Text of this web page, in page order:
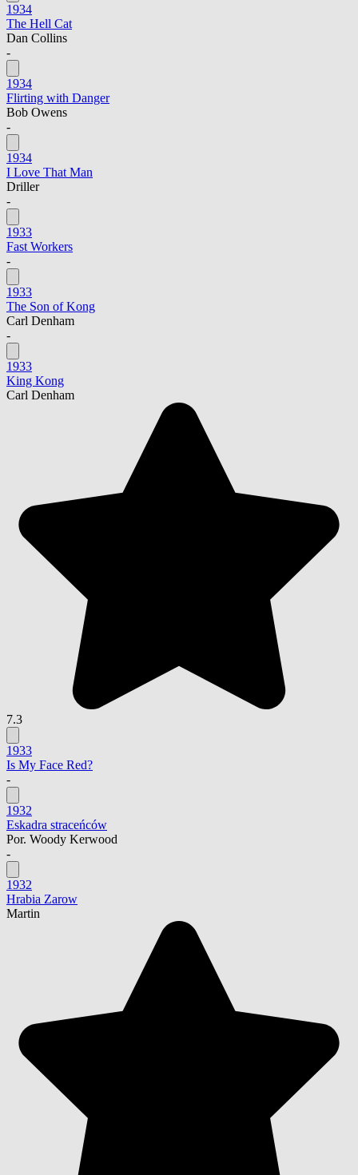
1934
The Hell Cat
Dan Collins
-
1934
Flirting with Danger
Bob Owens
-
1934
I Love That Man
Driller
-
1933
Fast Workers
-
1933
The Son of Kong
Carl Denham
-
1933
King Kong
Carl Denham
7.3
1933
Is My Face Red?
-
1932
Eskadra straceńców
Por. Woody Kerwood
-
1932
Hrabia Zarow
Martin